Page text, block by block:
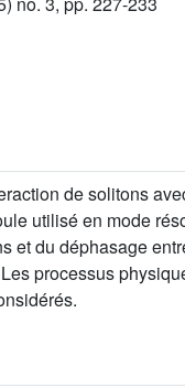
de solitons
utilisé en mode
et du déphasage
processus